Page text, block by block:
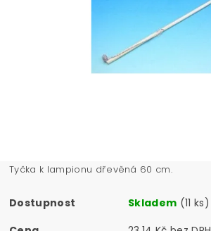
Tyčka k lampionu dřevěná 60 cm.
Dostupnost Skladem (11 ks)